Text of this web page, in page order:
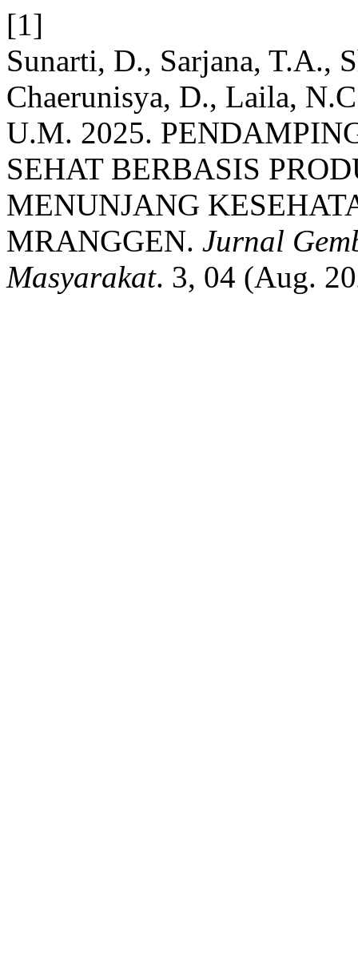
[1]
Sunarti, D., Sarjana, T.A.,
Chaerunisya, D., Laila,
U.M. 2025.
SEHAT BERBASIS
MENUNJANG
MRANGGEN. Jurnal
Masyarakat. 3, 04 (Aug.